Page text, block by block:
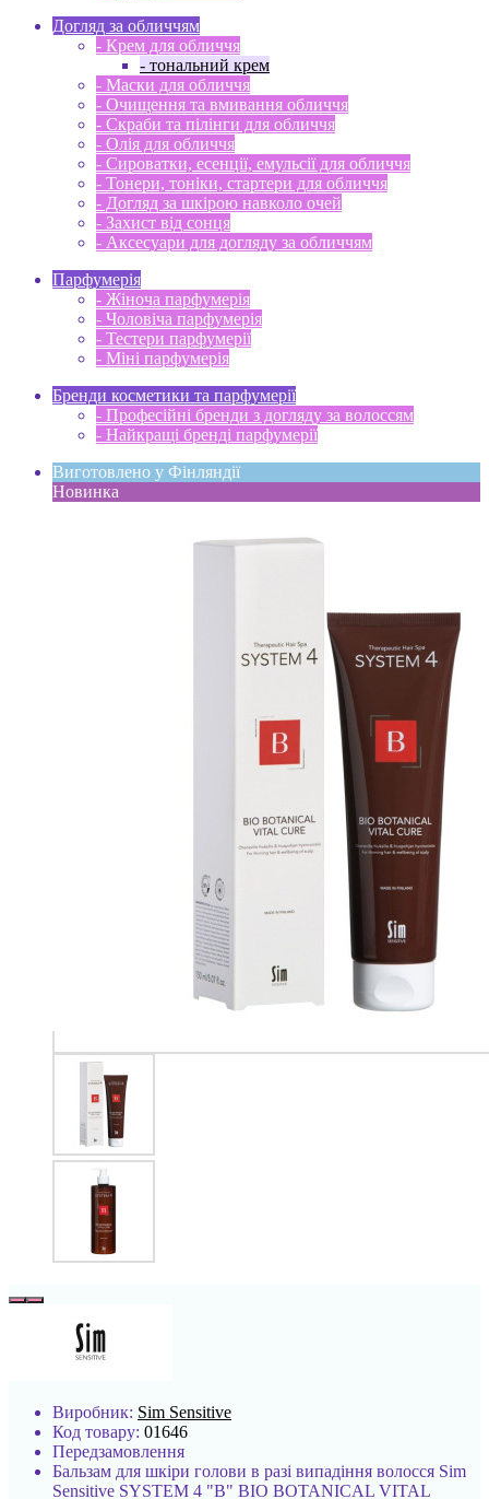
Догляд за обличчям
- Крем для обличчя
- тональний крем
- Маски для обличчя
- Очищення та вмивання обличчя
- Скраби та пілінги для обличчя
- Олія для обличчя
- Сироватки, есенції, емульсії для обличчя
- Тонери, тоніки, стартери для обличчя
- Догляд за шкірою навколо очей
- Захист від сонця
- Аксесуари для догляду за обличчям
Парфумерія
- Жіноча парфумерія
- Чоловіча парфумерія
- Тестери парфумерії
- Міні парфумерія
Бренди косметики та парфумерії
- Професійні бренди з догляду за волоссям
- Найкращі бренді парфумерії
Виготовлено у Фінляндії
Новинка
Виробник: Sim Sensitive
Код товару: 01646
Передзамовлення
Бальзам для шкіри голови в разі випадіння волосся Sim
Sensitive SYSTEM 4 "В" BIO BOTANICAL VITAL